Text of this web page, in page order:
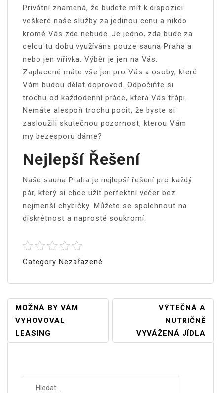
Privátní znamená, že budete mít k dispozici
veškeré naše služby za jedinou cenu a nikdo
kromě Vás zde nebude. Je jedno, zda bude za
celou tu dobu využívána pouze sauna Praha a
nebo jen vířivka. Výběr je jen na Vás.
Zaplacené máte vše jen pro Vás a osoby, které
Vám budou dělat doprovod. Odpočiňte si
trochu od každodenní práce, která Vás trápí.
Nemáte alespoň trochu pocit, že byste si
zasloužili skutečnou pozornost, kterou Vám
my bezesporu dáme?
Nejlepší Řešení
Naše sauna Praha je nejlepší řešení pro každý
pár, který si chce užít perfektní večer bez
nejmenší chybičky. Můžete se spolehnout na
diskrétnost a naprosté soukromí.
Category Nezařazené
Navigace
Pro
Příspěvek
MOŽNÁ BY VÁM
VYHOVOVAL
LEASING
VÝTEČNÁ A
NUTRIČNĚ
VYVÁŽENÁ JÍDLA